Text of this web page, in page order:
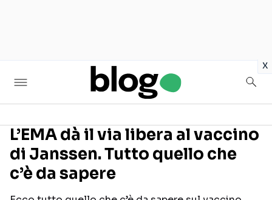
x
Seguici sui social
L’EMA dà il via libera al vaccino
di Janssen. Tutto quello che
c’è da sapere